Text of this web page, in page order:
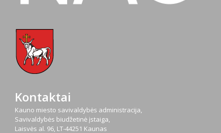
Kontaktai
Kauno miesto savivaldybės administracija,
Savivaldybės biudžetinė įstaiga,
Laisvės al. 96, LT-44251 Kaunas